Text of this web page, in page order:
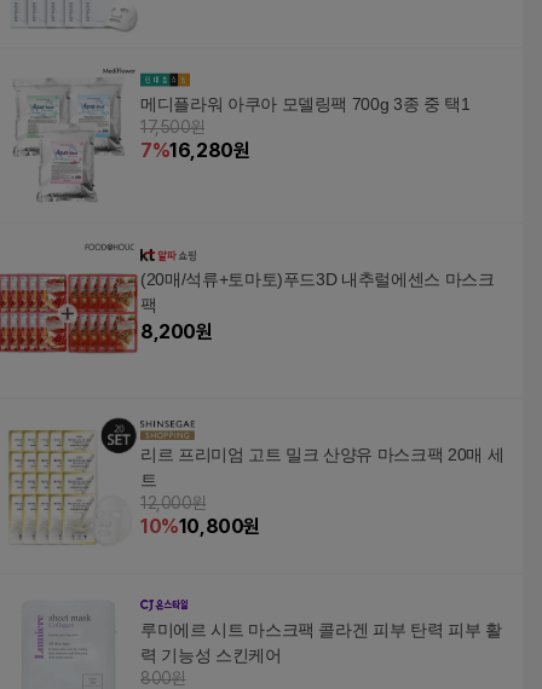
메디플라워 아쿠아 모델링팩 700g 3종 중 택1
17,500원
7%16,280원
(20매/석류+토마토)푸드3D 내추럴에센스 마스크
팩
8,200원
리르 프리미엄 고트 밀크 산양유 마스크팩 20매 세
트
12,000원
10%10,800원
루미에르 시트 마스크팩 콜라겐 피부 탄력 피부 활
력 기능성 스킨케어
800원